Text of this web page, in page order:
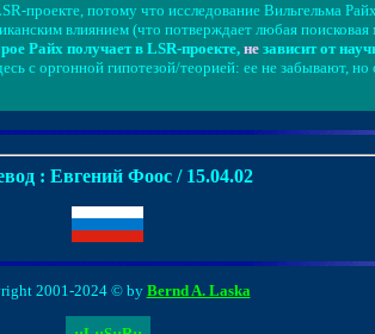
проекте, потому что исследование Вильгельма
влиянием (что потверждает любая
Райх получает в LSR-проекте,не зависит от
с оргонной гипотезой/теорией: ее не забывают,
: Евгений Фоос / 15.04.02
2001-2024 © byBernd A. Laska